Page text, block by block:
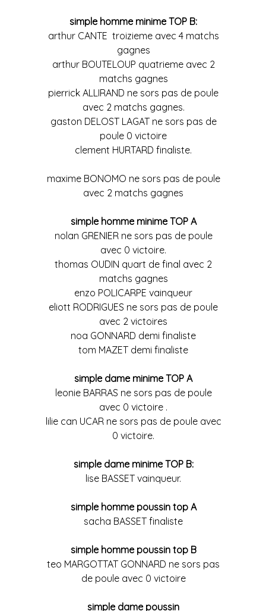
simple homme minime TOP B:
arthur CANTE troizieme avec 4 matchs
gagnes
arthur BOUTELOUP quatrieme avec 2
matchs gagnes
pierrick ALLIRAND ne sors pas de poule
avec 2 matchs gagnes.
gaston DELOST LAGAT ne sors pas de
poule 0 victoire
clement HURTARD finaliste.
maxime BONOMO ne sors pas de poule
avec 2 matchs gagnes
simple homme minime TOP A
nolan GRENIER ne sors pas de poule
avec 0 victoire.
thomas OUDIN quart de final avec 2
matchs gagnes
enzo POLICARPE vainqueur
eliott RODRIGUES ne sors pas de poule
avec 2 victoires
noa GONNARD demi finaliste
tom MAZET demi finaliste
simple dame minime TOP A
leonie BARRAS ne sors pas de poule
avec 0 victoire .
lilie can UCAR ne sors pas de poule avec
0 victoire.
simple dame minime TOP B:
lise BASSET vainqueur.
simple homme poussin top A
sacha BASSET finaliste
simple homme poussin top B
teo MARGOTTAT GONNARD ne sors pas
de poule avec 0 victoire
simple dame poussin